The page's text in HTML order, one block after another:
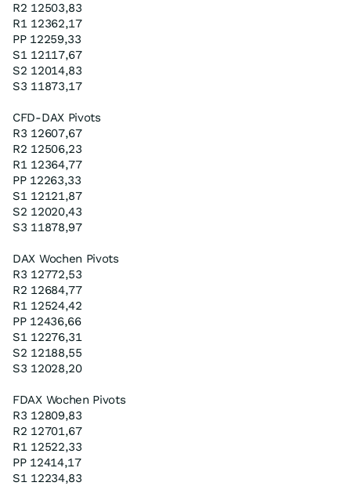
R2 12503,83
R1 12362,17
PP 12259,33
S1 12117,67
S2 12014,83
S3 11873,17
CFD-DAX Pivots
R3 12607,67
R2 12506,23
R1 12364,77
PP 12263,33
S1 12121,87
S2 12020,43
S3 11878,97
DAX Wochen Pivots
R3 12772,53
R2 12684,77
R1 12524,42
PP 12436,66
S1 12276,31
S2 12188,55
S3 12028,20
FDAX Wochen Pivots
R3 12809,83
R2 12701,67
R1 12522,33
PP 12414,17
S1 12234,83